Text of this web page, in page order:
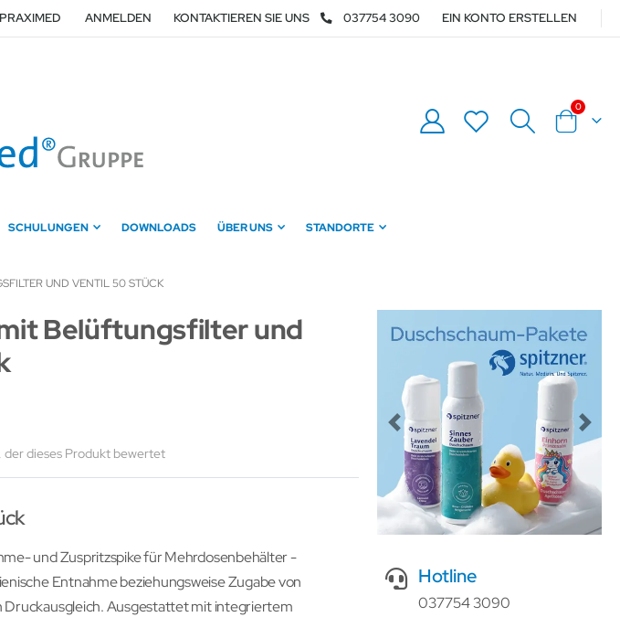
ANMELDEN KONTAKTIEREN SIE UNS 037754 3090 EIN KONTO ERSTELLEN
Warenkorb
0Artikel
SCHULUNGEN DOWNLOADS ÜBER UNS STANDORTE
UND VENTIL 50 STÜCK
Belüftungsfilter und
der dieses Produkt bewertet
und Zuspritzspike für Mehrdosenbehälter -
Entnahme beziehungsweise Zugabe von
Ausgestattet mit integriertem
Previous Next
Hotline
037754 3090